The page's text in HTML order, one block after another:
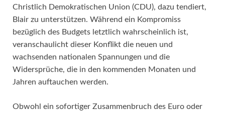
Christlich Demokratischen Union (CDU), dazu tendiert,
Blair zu unterstützen. Während ein Kompromiss
bezüglich des Budgets letztlich wahrscheinlich ist,
veranschaulicht dieser Konflikt die neuen und
wachsenden nationalen Spannungen und die
Widersprüche, die in den kommenden Monaten und
Jahren auftauchen werden.
Obwohl ein sofortiger Zusammenbruch des Euro oder